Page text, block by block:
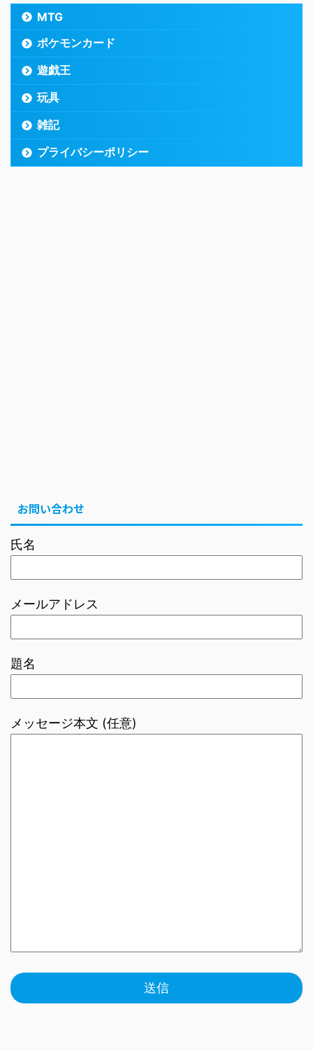
MTG
ポケモンカード
遊戯王
玩具
雑記
プライバシーポリシー
お問い合わせ
氏名
メールアドレス
題名
メッセージ本文 (任意)